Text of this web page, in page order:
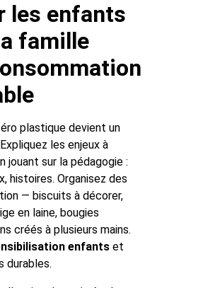
les enfants
famille
plastique devient un
les enjeux à
jouant sur la pédagogie :
histoires. Organisez des
— biscuits à décorer,
en laine, bougies
créés à plusieurs mains.
enfants et
durables.